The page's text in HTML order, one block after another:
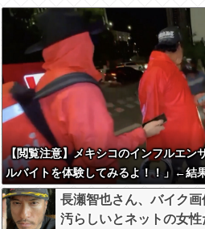
【閲覧注意】メキシコのインフルエン
ルバイトを体験してみるよ！！」←結
長瀬智也さん、バイク
汚らしいとネットの女